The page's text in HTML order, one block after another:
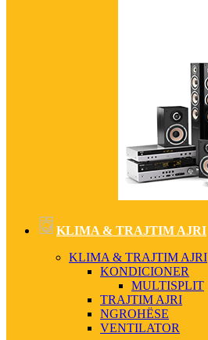
KLIMA & TRAJTIM AJRI
KLIMA & TRAJTIM AJRI
KONDICIONER
MULTISPLIT
TRAJTIM AJRI
NGROHËSE
VENTILATOR